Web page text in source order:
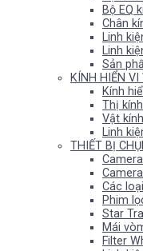
Bộ EQ
Chân
Linh
Linh
Sản
KÍNH HIỂN VI
Kính
Thị
Vật
Linh
THIẾT BỊ
Các
Phim
Star
Mái
Filter